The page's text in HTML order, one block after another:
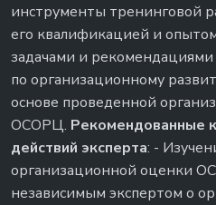
инструменты тренинговой
его квалификацией и
задачами и рекомендациями
по организационному
основе проведенной
ОСОРЦ. Рекомендованные
действий эксперта: -
организационной оценки
независимым экспертом о